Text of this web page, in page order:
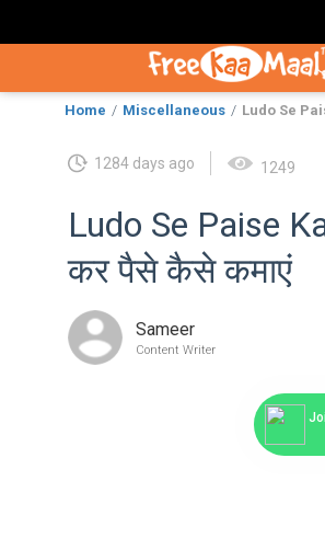
Home Miscellaneous Ludo Se
1284 days ago 1249
Ludo Se Paise
कर पैसे कैसे कमाएं
Sameer
Content Writer